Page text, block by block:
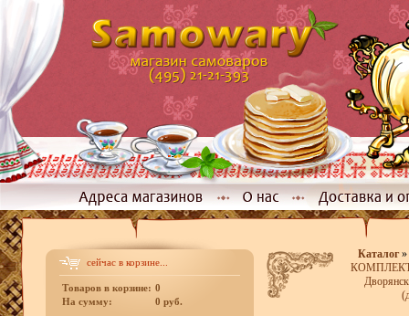
сейчас в корзине...
Товаров в корзине: 0
На сумму:
0 руб.
Каталог»